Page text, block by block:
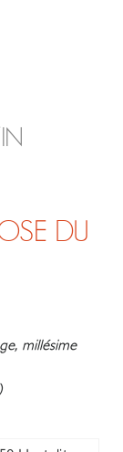
DU
millésime